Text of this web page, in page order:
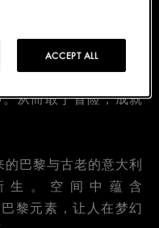
各种业务。他们从事
从而敢于冒险，成就
巴黎与古老的意大利
生。空间中蕴含
黎元素，让人在梦幻
ACCEPT ALL